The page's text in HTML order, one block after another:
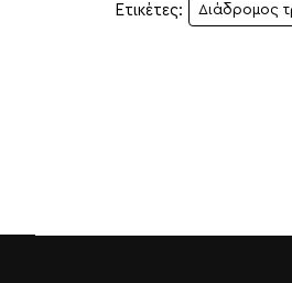
Ετικέτες: Διάδρομος